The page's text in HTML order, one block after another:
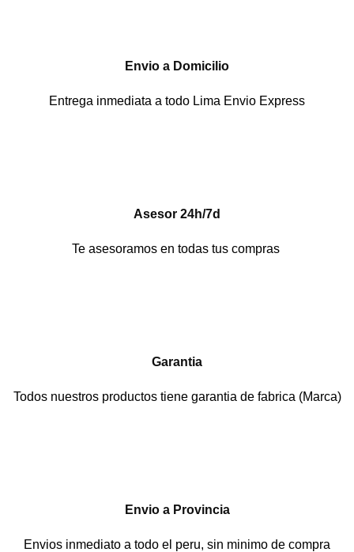
Envio a Domicilio
Entrega inmediata a todo Lima Envio Express
Asesor 24h/7d
Te asesoramos en todas tus compras
Garantia
Todos nuestros productos tiene garantia de fabrica (Marca)
Envio a Provincia
Envios inmediato a todo el peru, sin minimo de compra